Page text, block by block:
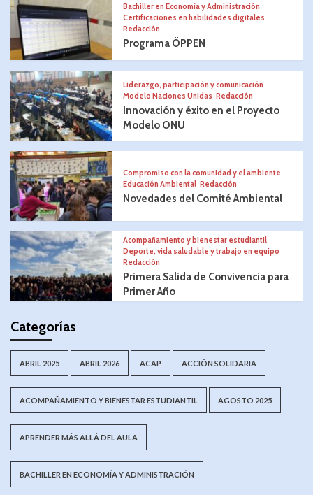
Bachiller en Economía y Administración
Certificaciones en habilidades digitales
Redacción
Programa ÖPPEN
Liderazgo, participación y comunicación
Modelo Naciones Unidas Redacción
Innovación y éxito en el Proyecto
Modelo ONU
Compromiso con la comunidad y el ambiente
Educación Ambiental Redacción
Novedades del Comité Ambiental
Acompañamiento y bienestar estudiantil
Deporte, vida saludable y trabajo en equipo
Redacción
Primera Salida de Convivencia para
Primer Año
Categorías
ABRIL 2025 ABRIL 2026 ACAP ACCIÓN SOLIDARIA
ACOMPAÑAMIENTO Y BIENESTAR ESTUDIANTIL AGOSTO 2025
APRENDER MÁS ALLÁ DEL AULA
BACHILLER EN ECONOMÍA Y ADMINISTRACIÓN